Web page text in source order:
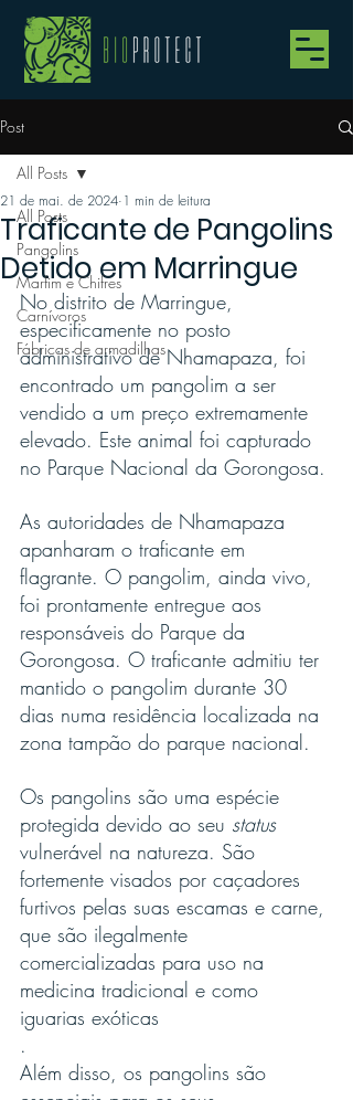
Post
All Posts
Pangolins
Marfim e Chifres
Carnívoros
Fábricas de armadilhas
All Posts
Traficante de Pangolins
Detido em Marringue
21 de mai. de 2024 1 min de leitura
No distrito de Marringue,
especificamente no posto
administrativo de Nhamapaza, foi
encontrado um pangolim a ser
vendido a um preço extremamente
elevado. Este animal foi capturado
no Parque Nacional da Gorongosa.
As autoridades de Nhamapaza
apanharam o traficante em
flagrante. O pangolim, ainda vivo,
foi prontamente entregue aos
responsáveis do Parque da
Gorongosa. O traficante admitiu ter
mantido o pangolim durante 30
dias numa residência localizada na
zona tampão do parque nacional.
Os pangolins são uma espécie
protegida devido ao seu status
vulnerável na natureza. São
fortemente visados por caçadores
furtivos pelas suas escamas e carne,
que são ilegalmente
comercializadas para uso na
medicina tradicional e como
iguarias exóticas
.
Além disso, os pangolins são